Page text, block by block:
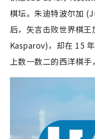
棋坛。朱迪特波尔加
后，矢言击败世界棋
Kasparov)，却在 15
上数一数二的西洋棋手